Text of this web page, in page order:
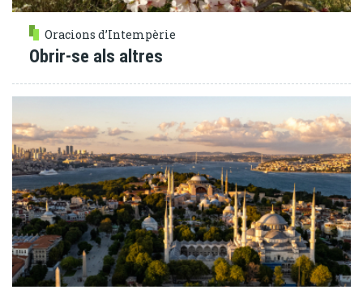
Oracions d’Intempèrie
Obrir-se als altres